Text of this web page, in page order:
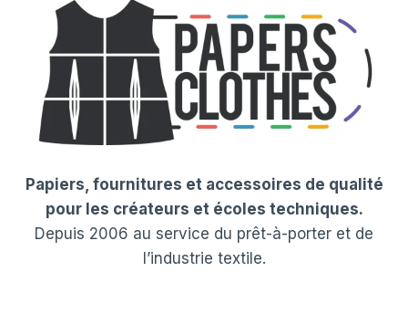
Papiers, fournitures et accessoires de qualité
pour les créateurs et écoles techniques.
Depuis 2006 au service du prêt-à-porter et de
l’industrie textile.